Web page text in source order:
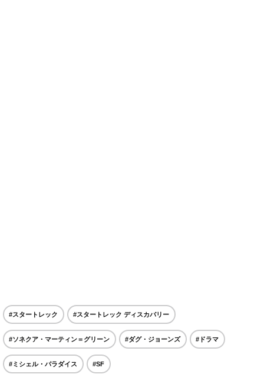
#スタートレック #スタートレック ディスカバリー
#ソネクア・マーティン＝グリーン #ダグ・ジョーンズ #ドラマ
#ミシェル・パラダイス #SF